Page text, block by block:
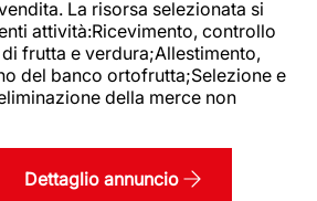
La risorsa selezionata si
attività:Ricevimento, controllo
frutta e verdura;Allestimento,
del banco ortofrutta;Selezione e
della merce non
Dettaglio annuncio